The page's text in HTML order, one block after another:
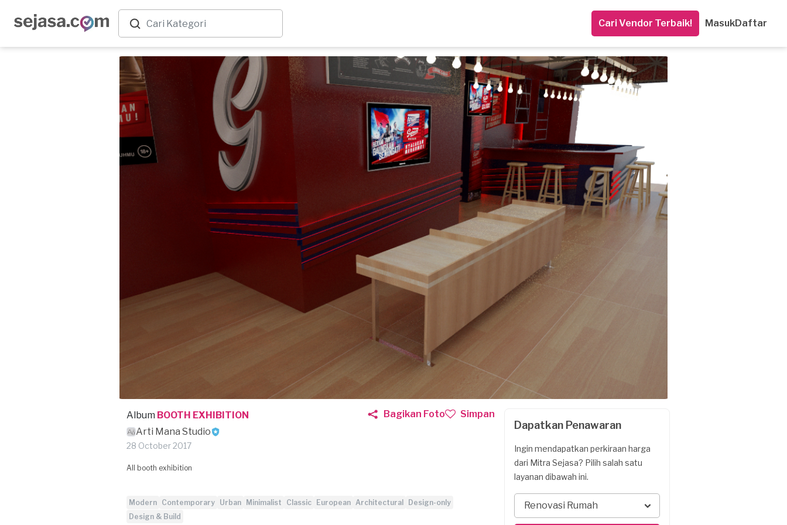
Cari Vendor Terbaik! MasukDaftar
Album BOOTH EXHIBITION
Arti Mana Studio
28 October 2017
Bagikan Foto Simpan
All booth exhibition
Modern Contemporary Urban Minimalist Classic European Architectural
Design-only
Design & Build
Dapatkan Penawaran
Ingin mendapatkan perkiraan harga
dari Mitra Sejasa? Pilih salah satu
layanan dibawah ini.
Renovasi Rumah